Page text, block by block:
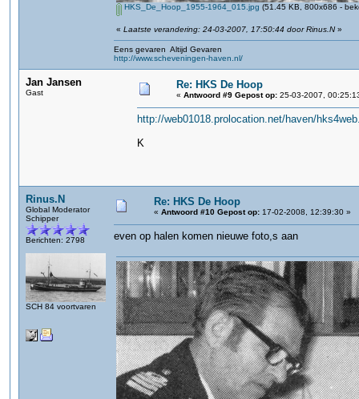
HKS_De_Hoop_1955-1964_015.jpg (51.45 KB, 800x686 -
« Laatste verandering: 24-03-2007, 17:50:44 door Rinus.N»
Eens gevaren Altijd Gevaren
http://www.scheveningen-haven.nl/
Jan Jansen
Gast
Re: HKS De Hoop
« Antwoord #9 Gepost op: 25-03-2007,
http://web01018.prolocation.net/haven/
K
Rinus.N
Global Moderator
Schipper
Berichten: 2798
SCH 84 voortvaren
Re: HKS De Hoop
« Antwoord #10 Gepost op: 17-02-2008, 12:39:30 »
even op halen komen nieuwe foto,s aan